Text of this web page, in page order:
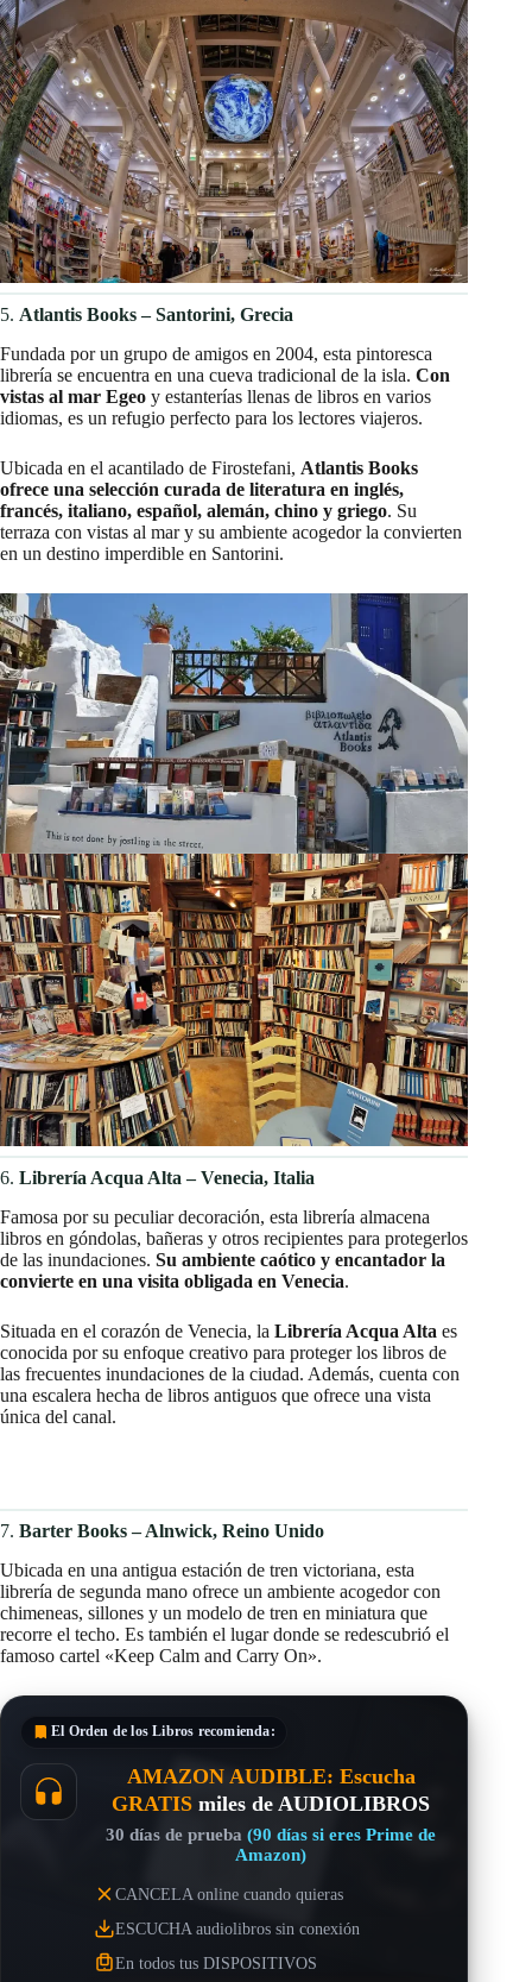
5. Atlantis Books – Santorini, Grecia
Fundada por un grupo de amigos en 2004, esta pintoresca
librería se encuentra en una cueva tradicional de la isla. Con
vistas al mar Egeo y estanterías llenas de libros en varios
idiomas, es un refugio perfecto para los lectores viajeros.​
Ubicada en el acantilado de Firostefani, Atlantis Books
ofrece una selección curada de literatura en inglés,
francés, italiano, español, alemán, chino y griego. Su
terraza con vistas al mar y su ambiente acogedor la convierten
en un destino imperdible en Santorini. ​
6. Librería Acqua Alta – Venecia, Italia
Famosa por su peculiar decoración, esta librería almacena
libros en góndolas, bañeras y otros recipientes para protegerlos
de las inundaciones. Su ambiente caótico y encantador la
convierte en una visita obligada en Venecia.​
Situada en el corazón de Venecia, la Librería Acqua Alta es
conocida por su enfoque creativo para proteger los libros de
las frecuentes inundaciones de la ciudad. Además, cuenta con
una escalera hecha de libros antiguos que ofrece una vista
única del canal. ​
7. Barter Books – Alnwick, Reino Unido
Ubicada en una antigua estación de tren victoriana, esta
librería de segunda mano ofrece un ambiente acogedor con
chimeneas, sillones y un modelo de tren en miniatura que
recorre el techo. Es también el lugar donde se redescubrió el
famoso cartel «Keep Calm and Carry On».​
El Orden de los Libros recomienda:
AMAZON AUDIBLE: Escucha
GRATIS miles de AUDIOLIBROS
30 días de prueba(90 días si eres Prime de
Amazon)
CANCELA online cuando quieras
ESCUCHA audiolibros sin conexión
En todos tus DISPOSITIVOS